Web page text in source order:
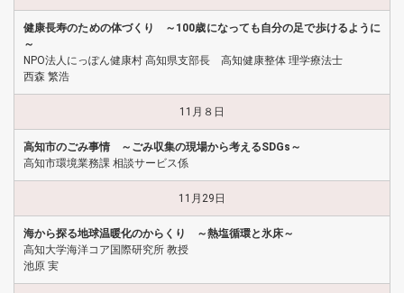
健康長寿のための体づくり ～100歳になっても自分の足で歩けるように
～
NPO法人にっぽん健康村 高知県支部長 高知健康整体 理学療法士
西森 繁浩
11月８日
高知市のごみ事情 ～ごみ収集の現場から考えるSDGs～
高知市環境業務課 相談サービス係
11月29日
海から探る地球温暖化のからくり ～熱塩循環と氷床～
高知大学海洋コア国際研究所 教授
池原 実